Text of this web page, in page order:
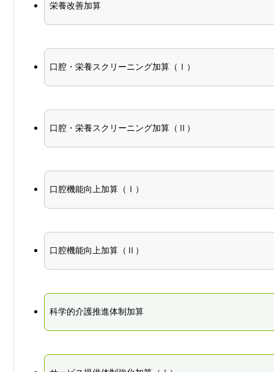
栄養改善加算
口腔・栄養スクリーニング加算（Ⅰ）
口腔・栄養スクリーニング加算（Ⅱ）
口腔機能向上加算（Ⅰ）
口腔機能向上加算（Ⅱ）
科学的介護推進体制加算